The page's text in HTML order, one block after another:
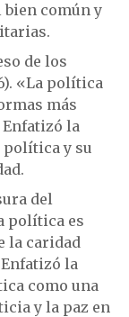
común y
de los
«La política
más
la
y su
del
política es
la caridad
la
como una
y la paz en